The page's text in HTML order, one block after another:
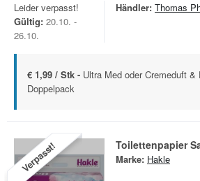
Leider verpasst!
Gültig: 20.10. -
26.10.
Händler: Thomas
€ 1,99 / Stk - Ultra Med oder Cremeduft
Doppelpack
Verpasst! Toilettenpapier
Marke: Hakle